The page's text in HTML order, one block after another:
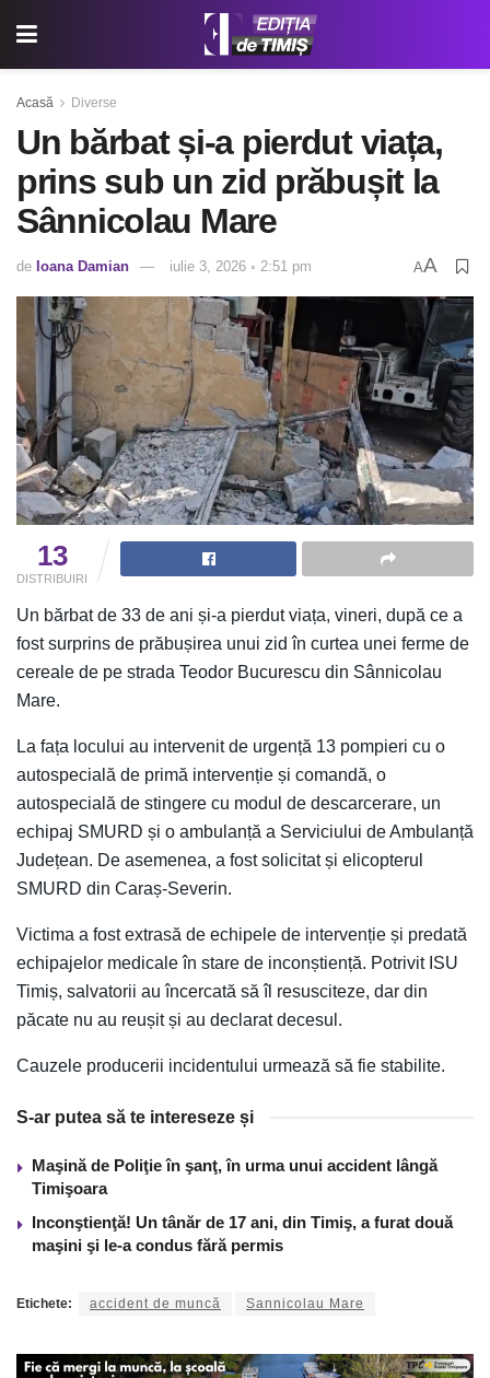
Acasă Diverse
Un bărbat și-a pierdut viața,
prins sub un zid prăbușit la
Sânnicolau Mare
de Ioana Damian iulie 3, 2026 ◦ 2:51 pm AA
13
DISTRIBUIRI
Un bărbat de 33 de ani și-a pierdut viața, vineri, după ce a
fost surprins de prăbușirea unui zid în curtea unei ferme de
cereale de pe strada Teodor Bucurescu din Sânnicolau
Mare.
La fața locului au intervenit de urgență 13 pompieri cu o
autospecială de primă intervenție și comandă, o
autospecială de stingere cu modul de descarcerare, un
echipaj SMURD și o ambulanță a Serviciului de Ambulanță
Județean. De asemenea, a fost solicitat și elicopterul
SMURD din Caraș-Severin.
Victima a fost extrasă de echipele de intervenție și predată
echipajelor medicale în stare de inconștiență. Potrivit ISU
Timiș, salvatorii au încercată să îl resusciteze, dar din
păcate nu au reușit și au declarat decesul.
Cauzele producerii incidentului urmează să fie stabilite.
S-ar putea să te intereseze și
Maşină de Poliţie în şanţ, în urma unui accident lângă
Timişoara
Inconştienţă! Un tânăr de 17 ani, din Timiş, a furat două
maşini şi le-a condus fără permis
Etichete: accident de muncă Sannicolau Mare